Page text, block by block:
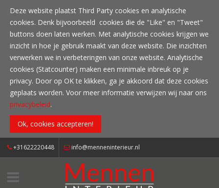
Overslaan en naar de inhoud gaan
Deze website plaatst Third Party cookies en analytische
cookies. Denk bijvoorbeeld cookies die de "Like" en "Tweet"
buttons doen laten werken. Met analytische cookies krijgen we
inzicht in hoe je gebruik maakt van deze website. Die inzichten
verwerken we in verbeteringen van onze website. Analytische
cookies (Statcounter) maken een minimale inbreuk op je
privacy. Door op OK te klikken, ga je akkoord dat deze cookies
geplaats worden. Voor meer informatie verwijzen wij naar ons
privacybeleid.
+31622220448 info@menneninterieur.nl